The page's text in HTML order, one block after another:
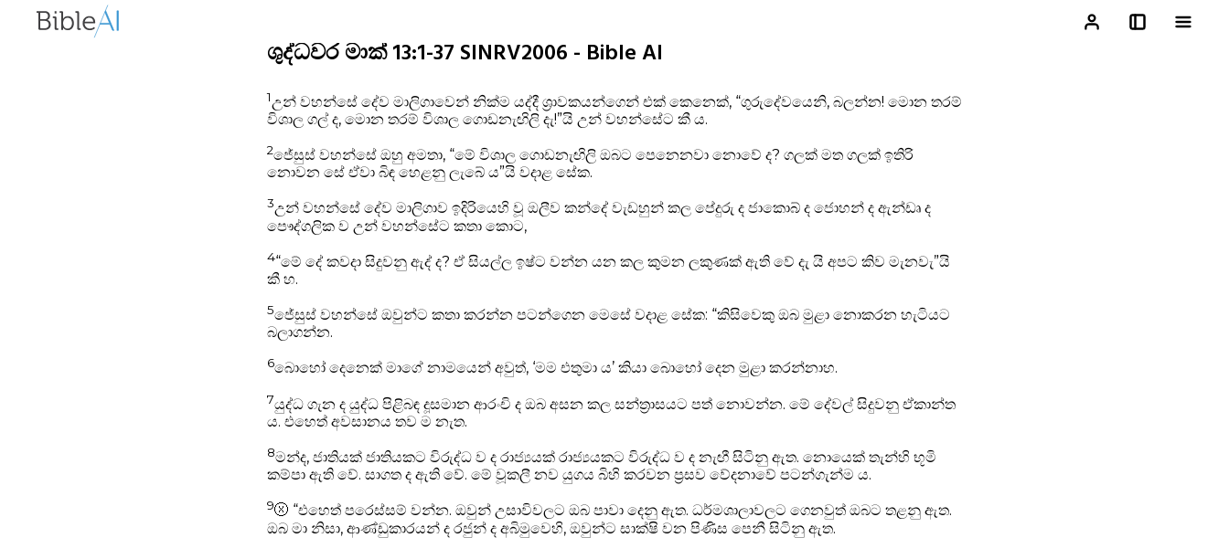
ශුද්ධවර මාක් 13:1-37 SINRV2006 - Bible AI
1උන් වහන්සේ දේව මාලිගාවෙන් නික්ම යද්දී ශ්‍රාවකයන්ගෙන් එක් කෙනෙක්, “ගුරුදේවයෙනි, බලන්න! මොන තරම්
විශාල ගල් ද, මොන තරම් විශාල ගොඩනැඟිලි දැ!”යි උන් වහන්සේට කී ය.
2ජේසුස් වහන්සේ ඔහු අමතා, “මේ විශාල ගොඩනැඟිලි ඔබට පෙනෙනවා නොවේ ද? ගලක් මත ගලක් ඉතිරි
නොවන සේ ඒවා බිඳ හෙළනු ලැබේ ය”යි වදාළ සේක.
3උන් වහන්සේ දේව මාලිගාව ඉදිරියෙහි වූ ඔලීව කන්දේ වැඩහුන් කල පේදුරු ද ජාකොබ් ද ජොහන් ද ඇන්ඩෘ ද
පෞද්ගලික ව උන් වහන්සේට කතා කොට,
4“මේ දේ කවදා සිදුවනු ඇද් ද? ඒ සියල්ල ඉෂ්ට වන්න යන කල කුමන ලකුණක් ඇති වේ දැ යි අපට කිව මැනවැ”යි
කී හ.
5ජේසුස් වහන්සේ ඔවුන්ට කතා කරන්න පටන්ගෙන මෙසේ වදාළ සේක: “කිසිවෙකු ඔබ මුළා නොකරන හැටියට
බලාගන්න.
6බොහෝ දෙනෙක් මාගේ නාමයෙන් අවුත්, ‘මම එතුමා ය’ කියා බොහෝ දෙන මුළා කරන්නාහ.
7යුද්ධ ගැන ද යුද්ධ පිළිබඳ දූසමාන ආරංචි ද ඔබ අසන කල සන්ත්‍රාසයට පත් නොවන්න. මේ දේවල් සිදුවනු ඒකාන්ත
ය. එහෙත් අවසානය තව ම නැත.
8මන්ද, ජාතියක් ජාතියකට විරුද්ධ ව ද රාජ්‍යයක් රාජ්‍යයකට විරුද්ධ ව ද නැඟී සිටිනු ඇත. නොයෙක් තැන්හි භූමි
කම්පා ඇති වේ. සාගත ද ඇති වේ. මේ වූකලී නව යුගය බිහි කරවන ප්‍රසව වේදනාවේ පටන්ගැන්ම ය.
9ⓧ “එහෙත් පරෙස්සම් වන්න. ඔවුන් උසාවිවලට ඔබ පාවා දෙනු ඇත. ධර්මශාලාවලට ගෙනවුත් ඔබට තළනු ඇත.
ඔබ මා නිසා, ආණ්ඩුකාරයන් ද රජුන් ද අබිමුවෙහි, ඔවුන්ට සාක්ෂි වන පිණිස පෙනී සිටිනු ඇත.